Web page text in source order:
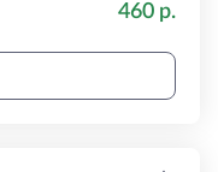
460 р.